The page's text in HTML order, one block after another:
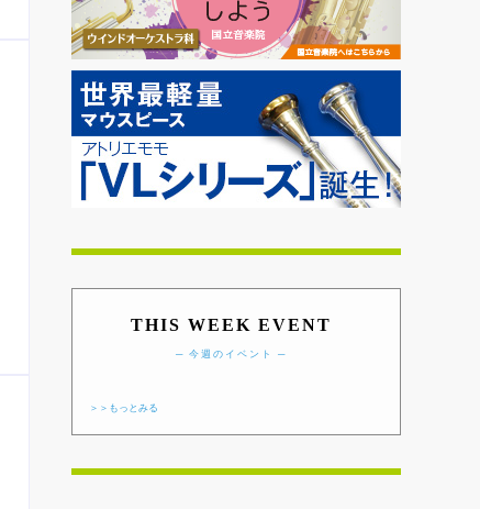
THIS WEEK EVENT
─ 今週のイベント ─
＞＞もっとみる